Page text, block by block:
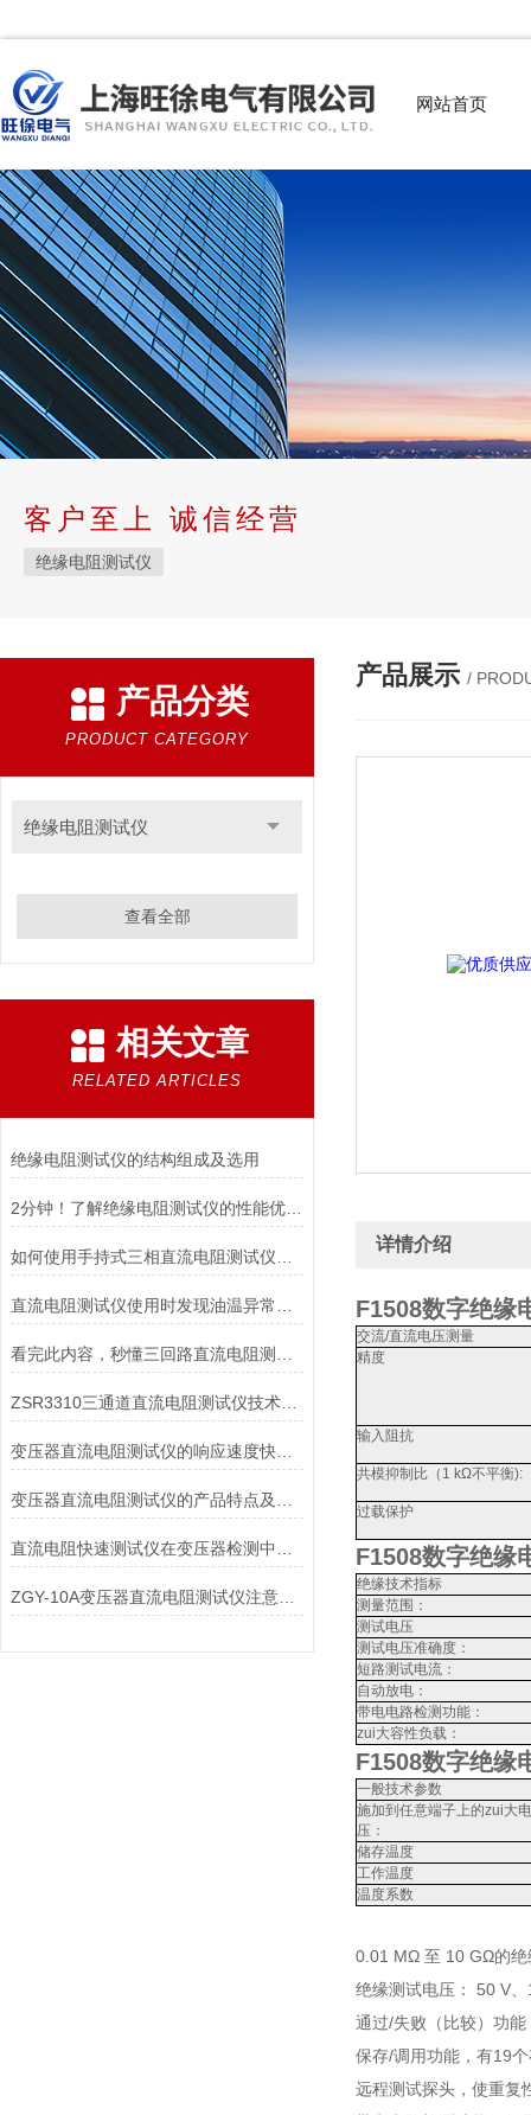
网站首页
客户至上 诚信经营
绝缘电阻测试仪
产品分类
PRODUCT CATEGORY
绝缘电阻测试仪
查看全部
相关文章
RELATED ARTICLES
绝缘电阻测试仪的结构组成及选用
2分钟！了解绝缘电阻测试仪的性能优势！
ZSR3310三通道直流电阻测试仪技术特点
变压器直流电阻测试仪的响应速度快、保护功能*
ZGY-10A变压器直流电阻测试仪注意事项
产品展示 /
详情介绍
F1508数字绝缘
交流/直流电压测量
精度
输入阻抗
共模抑制比（ 1 kΩ不平衡):
过载保护
F1508数字绝缘
绝缘技术指标
测量范围：
测试电压
测试电压准确度：
短路测试电流：
自动放电：
带电电路检测功能：
zui大容性负载：
F1508数字绝缘
一般技术参数
施加到任意端子上的zui大电
压：
储存温度
工作温度
温度系数
0.01 MΩ 至 10 GΩ的绝
绝缘测试电压： 50 V
通过/失败（比较）功
保存/调用功能，有19
远程测试探头，使重复